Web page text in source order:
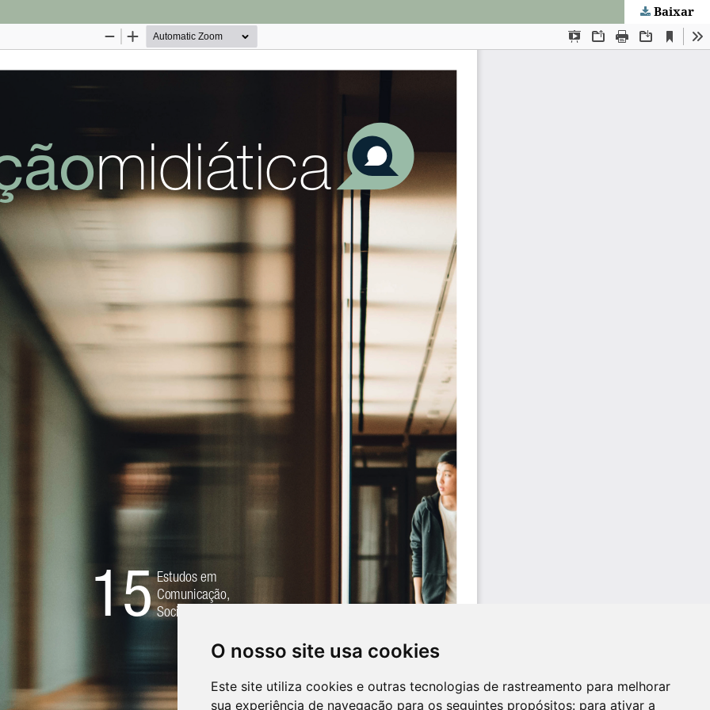
O nosso site usa cookies
Este site utiliza cookies e outras tecnologias de rastreamento para melhorar
sua experiência de navegação para os seguintes propósitos: para ativar a
Baixar